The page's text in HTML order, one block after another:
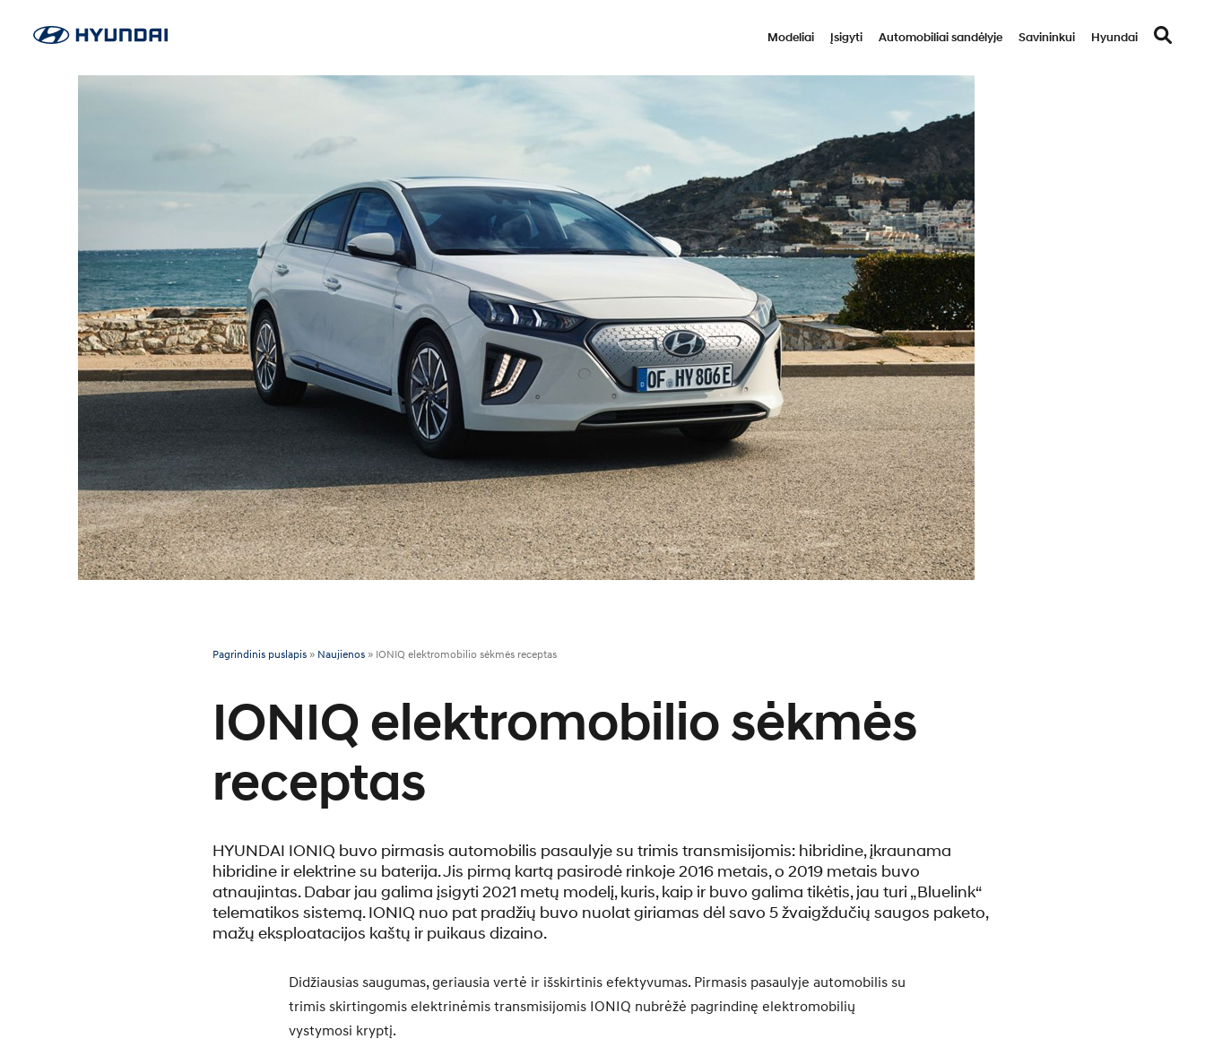
Modeliai Įsigyti Automobiliai sandėlyje Savininkui Hyundai
Pagrindinis puslapis » Naujienos » IONIQ elektromobilio sėkmės receptas
IONIQ elektromobilio sėkmės
receptas
HYUNDAI IONIQ buvo pirmasis automobilis pasaulyje su trimis transmisijomis: hibridine, įkraunama
hibridine ir elektrine su baterija. Jis pirmą kartą pasirodė rinkoje 2016 metais, o 2019 metais buvo
atnaujintas. Dabar jau galima įsigyti 2021 metų modelį, kuris, kaip ir buvo galima tikėtis, jau turi „Bluelink“
telematikos sistemą. IONIQ nuo pat pradžių buvo nuolat giriamas dėl savo 5 žvaigždučių saugos paketo,
mažų eksploatacijos kaštų ir puikaus dizaino.
Didžiausias saugumas, geriausia vertė ir išskirtinis efektyvumas. Pirmasis pasaulyje automobilis su
trimis skirtingomis elektrinėmis transmisijomis IONIQ nubrėžė pagrindinę elektromobilių
vystymosi kryptį.